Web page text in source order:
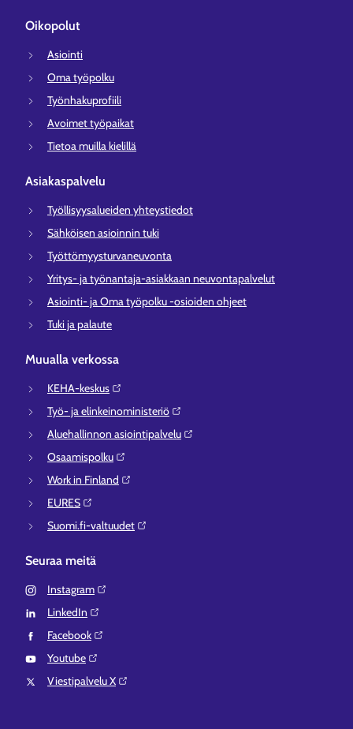
Oikopolut
Asiointi
Oma työpolku
Työnhakuprofiili
Avoimet työpaikat
Tietoa muilla kielillä
Asiakaspalvelu
Työllisyysalueiden yhteystiedot
Sähköisen asioinnin tuki
Työttömyysturvaneuvonta
Yritys- ja työnantaja-asiakkaan neuvontapalvelut
Asiointi- ja Oma työpolku -osioiden ohjeet
Tuki ja palaute
Muualla verkossa
KEHA-keskus⁠
Työ- ja elinkeinoministeriö⁠
Aluehallinnon asiointipalvelu⁠
Osaamispolku⁠
Work in Finland⁠
EURES⁠
Suomi.fi-valtuudet⁠
Seuraa meitä
Instagram⁠
LinkedIn⁠
Facebook⁠
Youtube⁠
Viestipalvelu X⁠